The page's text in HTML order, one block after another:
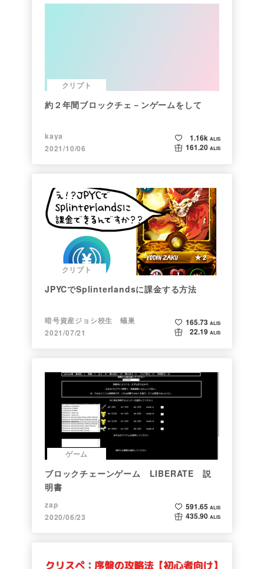
クリプト
約２年間ブロックチェ－ンゲームをして
kaya
2021/10/06
1.16k ALIS
161.20 ALIS
クリプト
JPYCでSplinterlandsに課金する方法
暗号資産ジョシ校生 蟻巣
2021/07/21
165.73 ALIS
22.19 ALIS
ゲーム
ブロックチェーンゲーム LIBERATE 説
明書
zap
2020/06/23
591.65 ALIS
435.90 ALIS